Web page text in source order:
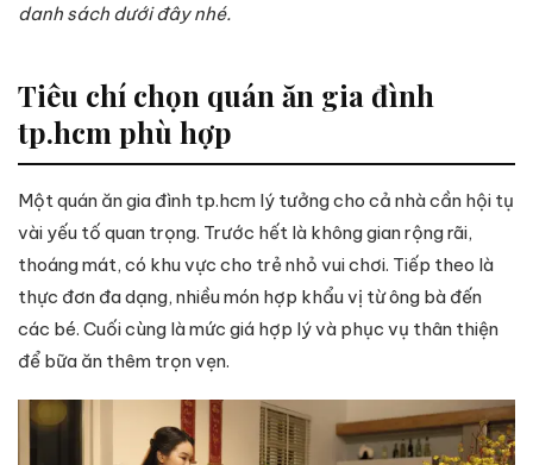
danh sách dưới đây nhé.
Tiêu chí chọn quán ăn gia đình
tp.hcm phù hợp
Một quán ăn gia đình tp.hcm lý tưởng cho cả nhà cần hội tụ
vài yếu tố quan trọng. Trước hết là không gian rộng rãi,
thoáng mát, có khu vực cho trẻ nhỏ vui chơi. Tiếp theo là
thực đơn đa dạng, nhiều món hợp khẩu vị từ ông bà đến
các bé. Cuối cùng là mức giá hợp lý và phục vụ thân thiện
để bữa ăn thêm trọn vẹn.